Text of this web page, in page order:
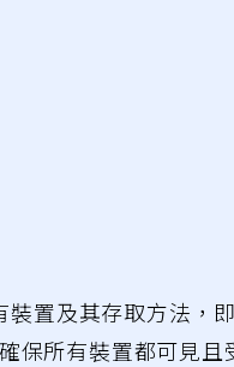
置及其存取方法，
保所有裝置都可見且